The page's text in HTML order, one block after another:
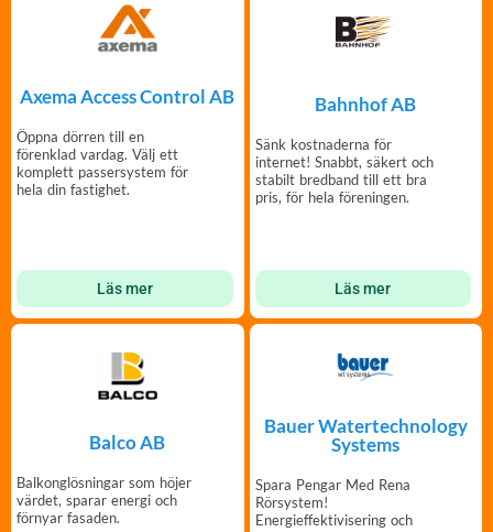
Axema Access Control AB
Öppna dörren till en
förenklad vardag. Välj ett
komplett passersystem för
hela din fastighet.
Läs mer
Bahnhof AB
Sänk kostnaderna för
internet! Snabbt, säkert och
stabilt bredband till ett bra
pris, för hela föreningen.
Läs mer
Balco AB
Balkonglösningar som höjer
värdet, sparar energi och
förnyar fasaden.
Bauer Watertechnology
Systems
Spara Pengar Med Rena
Rörsystem!
Energieffektivisering och